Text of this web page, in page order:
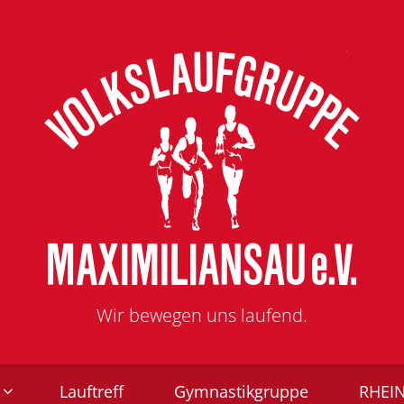
Wir bewegen uns laufend.
Lauftreff Gymnastikgruppe